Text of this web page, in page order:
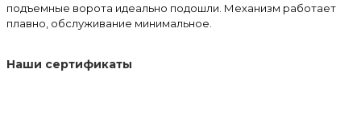
подъемные ворота идеально подошли. Механизм работает
плавно, обслуживание минимальное.
Наши сертификаты